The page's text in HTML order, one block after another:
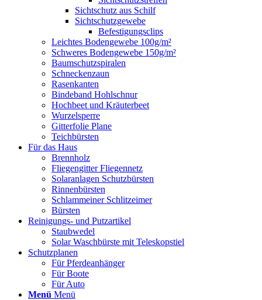
Sichtschutz aus Schilf
Sichtschutzgewebe
Befestigungsclips
Leichtes Bodengewebe 100g/m²
Schweres Bodengewebe 150g/m²
Baumschutzspiralen
Schneckenzaun
Rasenkanten
Bindeband Hohlschnur
Hochbeet und Kräuterbeet
Wurzelsperre
Gitterfolie Plane
Teichbürsten
Für das Haus
Brennholz
Fliegengitter Fliegennetz
Solaranlagen Schutzbürsten
Rinnenbürsten
Schlammeiner Schlitzeimer
Bürsten
Reinigungs- und Putzartikel
Staubwedel
Solar Waschbürste mit Teleskopstiel
Schutzplanen
Für Pferdeanhänger
Für Boote
Für Auto
Menü Menü